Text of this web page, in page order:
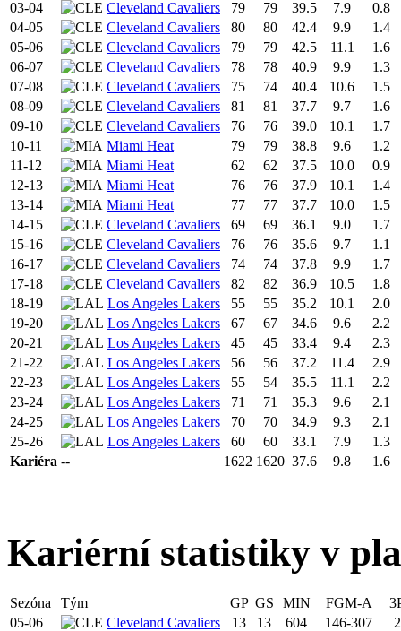
03-04 Cleveland Cavaliers 79 79 39.5 7.9
0.8
04-05
Cleveland Cavaliers 80 80 42.4 9.9
1.4
05-06
Cleveland Cavaliers 79 79 42.5 11.1
1.6
06-07
Cleveland Cavaliers 78 78 40.9 9.9
1.3
07-08
Cleveland Cavaliers 75 74 40.4 10.6
1.5
08-09
Cleveland Cavaliers 81 81 37.7 9.7
1.6
09-10
Cleveland Cavaliers 76 76 39.0 10.1
1.7
10-11
Miami Heat 79 79 38.8 9.6
1.2
11-12
Miami Heat 62 62 37.5 10.0
0.9
12-13
Miami Heat 76 76 37.9 10.1
1.4
13-14
Miami Heat 77 77 37.7 10.0
1.5
14-15
Cleveland Cavaliers 69 69 36.1 9.0
1.7
15-16
Cleveland Cavaliers 76 76 35.6 9.7
1.1
16-17
Cleveland Cavaliers 74 74 37.8 9.9
1.7
17-18
Cleveland Cavaliers 82 82 36.9 10.5
1.8
18-19
Los Angeles Lakers 55 55 35.2 10.1
2.0
19-20
Los Angeles Lakers 67 67 34.6 9.6
2.2
20-21
Los Angeles Lakers 45 45 33.4 9.4
2.3
21-22
Los Angeles Lakers 56 56 37.2 11.4
2.9
22-23
Los Angeles Lakers 55 54 35.5 11.1
2.2
23-24
Los Angeles Lakers 71 71 35.3 9.6
2.1
24-25
Los Angeles Lakers 70 70 34.9 9.3
2.1
25-26
Los Angeles Lakers 60 60 33.1 7.9
1.3
Kariéra -- 1622 1620 37.6 9.8 1.6
Kariérní statistiky v
Sezóna Tým GP GS MIN FGM-A
05-06
Cleveland Cavaliers 13 13 604 146-307